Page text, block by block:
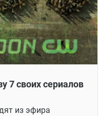
7 своих сериалов
из эфира